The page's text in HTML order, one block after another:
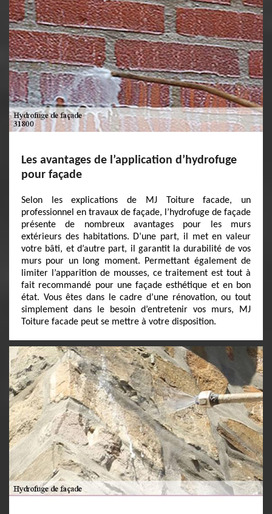
Les avantages de l’application d’hydrofuge
pour façade
Selon les explications de MJ Toiture facade, un
professionnel en travaux de façade, l’hydrofuge de façade
présente de nombreux avantages pour les murs
extérieurs des habitations. D’une part, il met en valeur
votre bâti, et d’autre part, il garantit la durabilité de vos
murs pour un long moment. Permettant également de
limiter l’apparition de mousses, ce traitement est tout à
fait recommandé pour une façade esthétique et en bon
état. Vous êtes dans le cadre d’une rénovation, ou tout
simplement dans le besoin d’entretenir vos murs, MJ
Toiture facade peut se mettre à votre disposition.